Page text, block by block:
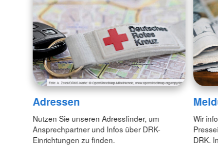
Adressen
Nutzen Sie unseren Adressfinder, um
Ansprechpartner und Infos über DRK-
Einrichtungen zu finden.
Wir
DRK.